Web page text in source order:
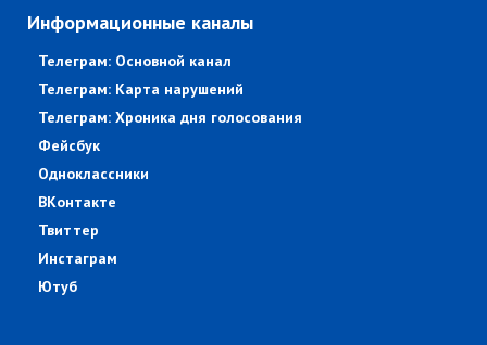
Информационные каналы
Телеграм: Основной канал
Телеграм: Карта нарушений
Телеграм: Хроника дня голосования
Фейсбук
Одноклассники
ВКонтакте
Твиттер
Инстаграм
Ютуб